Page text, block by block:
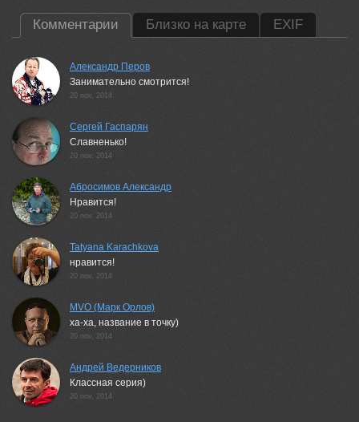
Комментарии Близко на карте EXIF
Александр Перов
Занимательно смотрится!
20 nov, 2014
Сергей Гаспарян
Славненько!
20 nov, 2014
Абросимов Александр
Нравится!
20 nov, 2014
Tatyana Karachkova
нравится!
20 nov, 2014
MVO (Марк Орлов)
ха-ха, название в точку)
20 nov, 2014
Андрей Ведерников
Классная серия)
20 nov, 2014